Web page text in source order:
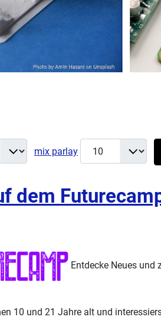
mix parlay
Anzeige #
dem
Entdecke Neues und
10 und 21 Jahre alt und